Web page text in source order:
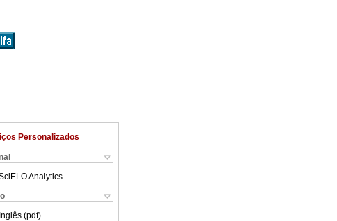
Personalizados
Analytics
Inglês (pdf)